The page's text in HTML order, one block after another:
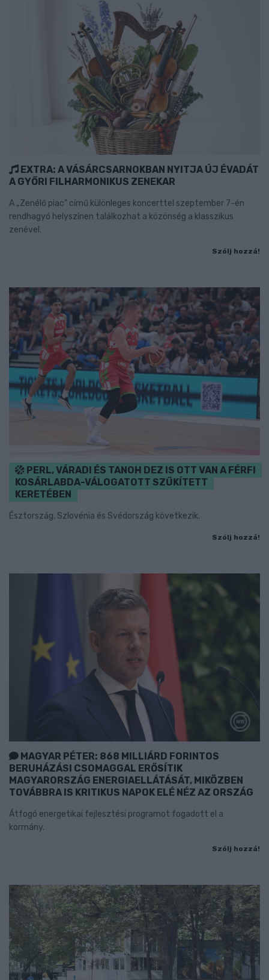
EXTRA: A VÁSÁRCSARNOKBAN NYITJA ÚJ ÉVADÁT
A GYŐRI FILHARMONIKUS ZENEKAR
A „Zenélő piac” című különleges koncerttel szeptember 7-én
rendhagyó helyszínen találkozhat a közönség a klasszikus
zenével.
Szólj hozzá!
PERL, VÁRADI ÉS TANOH DEZ IS OTT VAN A FÉRFI
KOSÁRLABDA-VÁLOGATOTT SZŰKÍTETT
KERETÉBEN
Észtország, Szlovénia és Svédország következik.
Szólj hozzá!
MAGYAR PÉTER: 868 MILLIÁRD FORINTOS
BERUHÁZÁSI CSOMAGGAL ERŐSÍTIK
MAGYARORSZÁG ENERGIAELLÁTÁSÁT, MIKÖZBEN
TOVÁBBRA IS KRITIKUS NAPOK ELÉ NÉZ AZ ORSZÁG
Átfogó energetikai fejlesztési programot fogadott el a
kormány.
Szólj hozzá!